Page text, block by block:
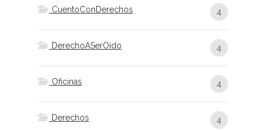
CuentoConDerechos 4
DerechoASerOído 4
Oficinas 4
Derechos 4